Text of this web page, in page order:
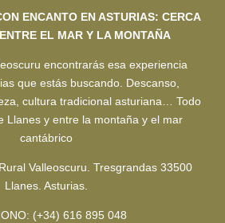
ENCANTO EN ASTURIAS: CERCA
EL MAR Y LA MONTAÑA
encontrarás esa experiencia
que estás buscando. Descanso,
cultura tradicional asturiana… Todo
Llanes y entre la montaña y el mar
cantábrico
Valleoscuru. Tresgrandas 33500
Llanes. Asturias.
(+34) 616 895 048